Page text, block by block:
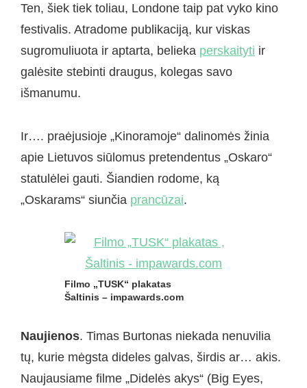
Ten, šiek tiek toliau, Londone taip pat vyko kino
festivalis. Atradome publikaciją, kur viskas
sugromuliuota ir aptarta, belieka perskaityti ir
galėsite stebinti draugus, kolegas savo
išmanumu.
Ir…. praėjusioje „Kinoramoje“ dalinomės žinia
apie Lietuvos siūlomus pretendentus „Oskaro“
statulėlei gauti. Šiandien rodome, ką
„Oskarams“ siunčia prancūzai.
Filmo „TUSK“ plakatas
Šaltinis – impawards.com
Naujienos. Timas Burtonas niekada nenuvilia
tų, kurie mėgsta dideles galvas, širdis ar… akis.
Naujausiame filme „Didelės akys“ (Big Eyes,